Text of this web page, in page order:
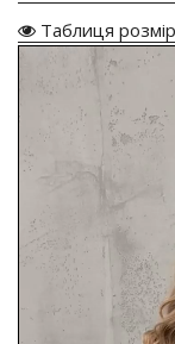
Таблиця